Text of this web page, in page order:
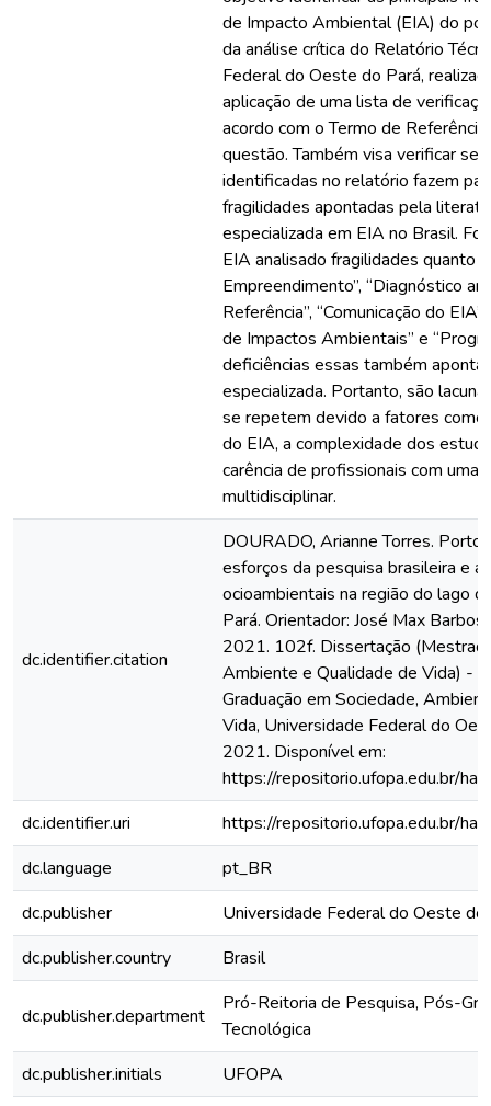
de Impacto Ambiental (EIA) do
da análise crítica do Relatório
Federal do Oeste do Pará,
aplicação de uma lista de
acordo com o Termo de
questão. Também visa verificar se
identificadas no relatório fazem
fragilidades apontadas pela
especializada em EIA no Brasil.
EIA analisado fragilidades quanto
Empreendimento”, “Diagnóstico
Referência”, “Comunicação do
de Impactos Ambientais” e
deficiências essas também
especializada. Portanto, são
se repetem devido a fatores como
do EIA, a complexidade dos
carência de profissionais com uma
multidisciplinar.
dc.identifier.citation
DOURADO, Arianne Torres.
esforços da pesquisa brasileira e
ocioambientais na região do lago
Pará. Orientador: José Max
2021. 102f. Dissertação
Ambiente e Qualidade de Vida) -
Graduação em Sociedade,
Vida, Universidade Federal do
2021. Disponível em:
https://repositorio.ufopa.edu.br/
dc.identifier.uri
https://repositorio.ufopa.edu.br/
dc.language
pt_BR
dc.publisher
Universidade Federal do Oeste do
dc.publisher.country
Brasil
dc.publisher.department
Pró-Reitoria de Pesquisa, Pós-
Tecnológica
dc.publisher.initials
UFOPA